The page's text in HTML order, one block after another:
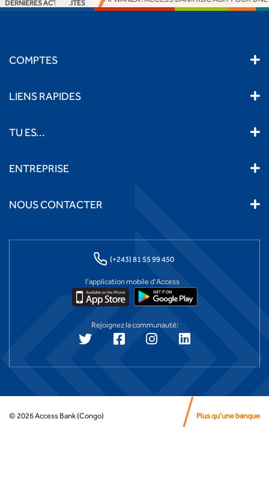
DERNIÈRES ACTUALITÉS
COMPTES
LIENS RAPIDES
TU ES...
ENTREPRISE
NOUS CONTACTER
(+243) 81 55 99 450
l'application mobile d'Access
Rejoignez la communauté:
© 2026Access Bank (Congo) Plus qu'une banque